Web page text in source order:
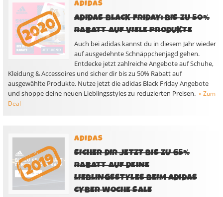
ADIDAS
ADIDAS BLACK FRIDAY: BIS ZU 50%
RABATT AUF VIELE PRODUKTE
Auch bei adidas kannst du in diesem Jahr wieder
auf ausgedehnte Schnäppchenjagd gehen.
Entdecke jetzt zahlreiche Angebote auf Schuhe,
Kleidung & Accessoires und sicher dir bis zu 50% Rabatt auf
ausgewählte Produkte. Nutze jetzt die adidas Black Friday Angebote
und shoppe deine neuen Lieblingsstyles zu reduzierten Preisen. » Zum
Deal
ADIDAS
SICHER DIR JETZT BIS ZU 65%
RABATT AUF DEINE
LIEBLINGSSTYLES BEIM ADIDAS
CYBER WOCHE SALE